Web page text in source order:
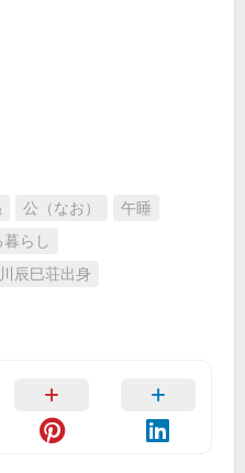
公（なお）
午睡
らし
辰巳荘出身